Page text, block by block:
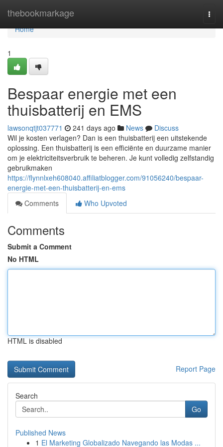
thebookmarkage
Home
Home
1
Bespaar energie met een
thuisbatterij en EMS
lawsonqtjt037771 241 days ago News
Discuss
Wil je kosten verlagen? Dan is een thuisbatterij een uitstekende
oplossing. Een thuisbatterij is een efficiënte en duurzame manier
om je elektriciteitsverbruik te beheren. Je kunt volledig zelfstandig
gebruikmaken
https://flynnlxeh608040.affiliatblogger.com/91056240/bespaar-
energie-met-een-thuisbatterij-en-ems
Comments
Who Upvoted
Comments
Submit a Comment
No HTML
HTML is disabled
Report Page
Search
Go
Published News
1 El Marketing Globalizado Navegando las Modas ...